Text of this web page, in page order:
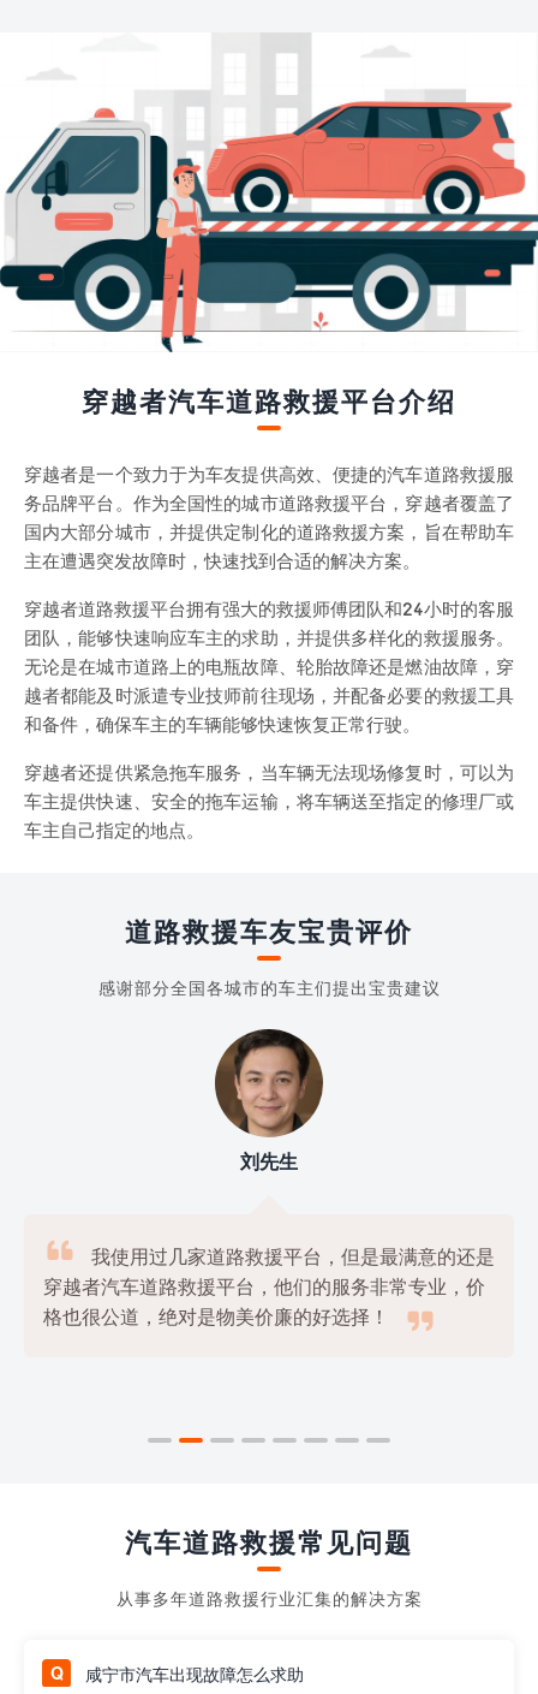
穿越者汽车道路救援平台介绍
穿越者是一个致力于为车友提供高效、便捷的汽车道路救援服
务品牌平台。作为全国性的城市道路救援平台，穿越者覆盖了
国内大部分城市，并提供定制化的道路救援方案，旨在帮助车
主在遭遇突发故障时，快速找到合适的解决方案。
穿越者道路救援平台拥有强大的救援师傅团队和24小时的客服
团队，能够快速响应车主的求助，并提供多样化的救援服务。
无论是在城市道路上的电瓶故障、轮胎故障还是燃油故障，穿
越者都能及时派遣专业技师前往现场，并配备必要的救援工具
和备件，确保车主的车辆能够快速恢复正常行驶。
穿越者还提供紧急拖车服务，当车辆无法现场修复时，可以为
车主提供快速、安全的拖车运输，将车辆送至指定的修理厂或
车主自己指定的地点。
道路救援车友宝贵评价
感谢部分全国各城市的车主们提出宝贵建议
刘先生

我使用过几家道路救援平台，但是最满意的还是
穿越者汽车道路救援平台，他们的服务非常专业，价
格也很公道，绝对是物美价廉的好选择！

汽车道路救援常见问题
从事多年道路救援行业汇集的解决方案
咸宁市汽车出现故障怎么求助